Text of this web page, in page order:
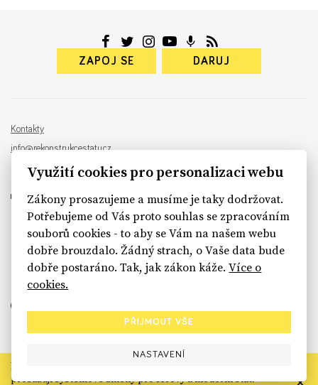
ZAPOJ SE DARUJ
Kontakty
info@rekonstrukcestatu.cz
Návrh a vývoj: Sinfin , ilustrace:
sinfin.digital
Rekonstrukce státu končí. Její členské organizace však dál
prosazují systémové změny pro férový a moderní stát.
Využití cookies pro personalizaci webu
Zákony prosazujeme a musíme je taky dodržovat.
Potřebujeme od Vás proto souhlas se zpracováním
souborů cookies - to aby se Vám na našem webu
dobře brouzdalo. Žádný strach, o Vaše data bude
dobře postaráno. Tak, jak zákon káže.Více o
cookies.
PŘIJMOUT VŠE
NASTAVENÍ